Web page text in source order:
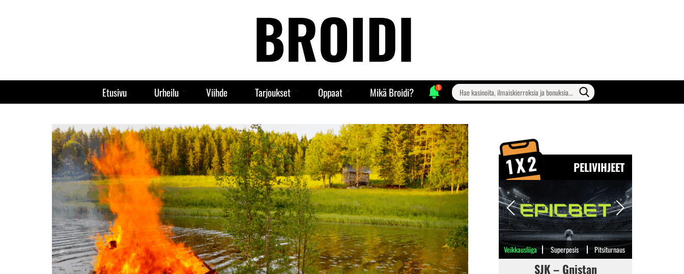
Etusivu Urheilu Viihde Tarjoukset Oppaat Mikä Broidi? 1
Search
for:
PELIVIHJEET
SJK – Gnistan
Veikkausliiga Superpesis Pitsiturnaus